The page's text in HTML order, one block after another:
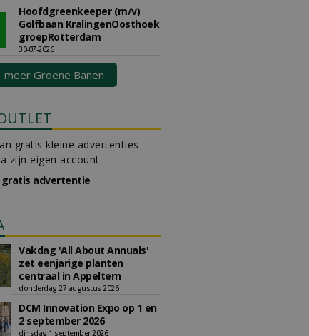
Hoofdgreenkeeper (m/v)
Golfbaan KralingenOosthoek
groepRotterdam
30-07-2026
meer Groene Banen
gratis kleine advertenties
zijn eigen account.
gratis advertentie
Vakdag 'All About Annuals'
zet eenjarige planten
centraal in Appeltern
donderdag 27 augustus 2026
DCM Innovation Expo op 1 en
2 september 2026
dinsdag 1 september 2026